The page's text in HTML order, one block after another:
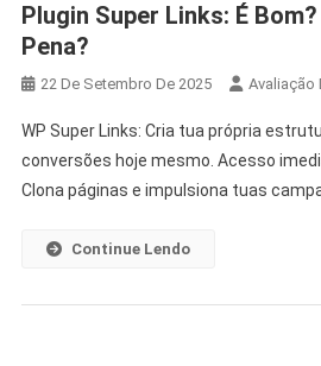
Plugin Super Links: É
Pena?
22 De Setembro De 2025 Avaliação
WP Super Links: Cria tua própria
conversões hoje mesmo. Acesso
Clona páginas e impulsiona tuas
Continue Lendo